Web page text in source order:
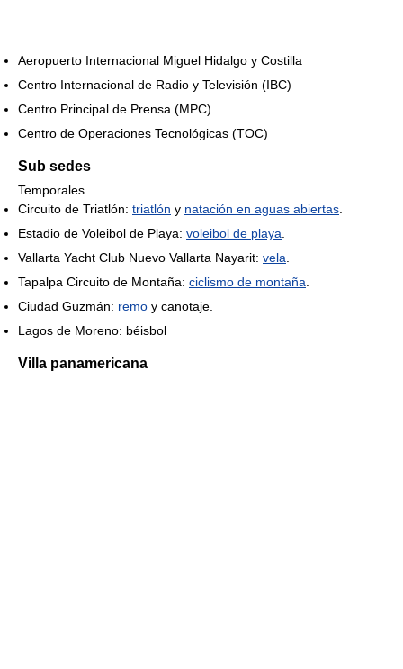
Aeropuerto Internacional Miguel Hidalgo y Costilla
Centro Internacional de Radio y Televisión (IBC)
Centro Principal de Prensa (MPC)
Centro de Operaciones Tecnológicas (TOC)
Sub sedes
Temporales
Circuito de Triatlón: triatlón y natación en aguas abiertas
Estadio de Voleibol de Playa: voleibol de playa
Vallarta Yacht Club Nuevo Vallarta Nayarit: vela
Tapalpa Circuito de Montaña: ciclismo de montaña
Ciudad Guzmán: remo y canotaje.
Lagos de Moreno: béisbol
Villa panamericana